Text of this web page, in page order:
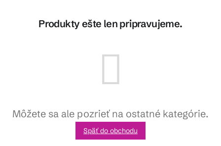
Produkty ešte len pripravujeme.
Môžete sa ale pozrieť na ostatné kategórie.
Späť do obchodu